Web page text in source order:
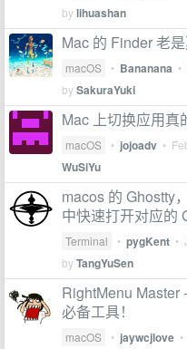
bylihuashan
Mac 的 Finder 老
macOS • Bananana •
bySakuraYuki
Mac 上切换应用真
macOS • jojoadv •
WuSiYu
macos 的 Ghostty
中快速打开对应的
Terminal • pygKent •
byTangYuSen
RightMenu Master
必备工具！
macOS • jaywcjlove •